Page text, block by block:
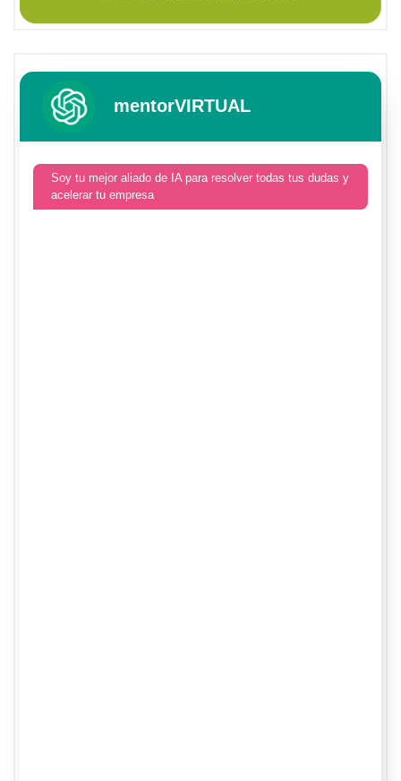
mentorVIRTUAL
Soy tu mejor aliado de IA para resolver todas tus dudas y
acelerar tu empresa